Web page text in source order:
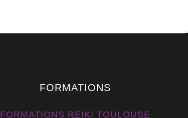
FORMATIONS
FORMATIONS REIKI TOULOUSE